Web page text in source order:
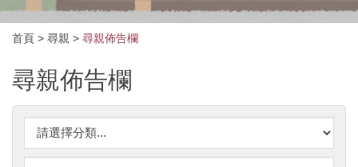
首頁 > 尋親 > 尋親佈告欄
尋親佈告欄